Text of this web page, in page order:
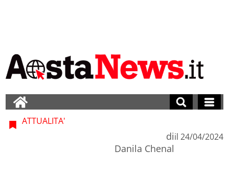
ATTUALITA'
di
Danila Chenal
il 24/04/2024